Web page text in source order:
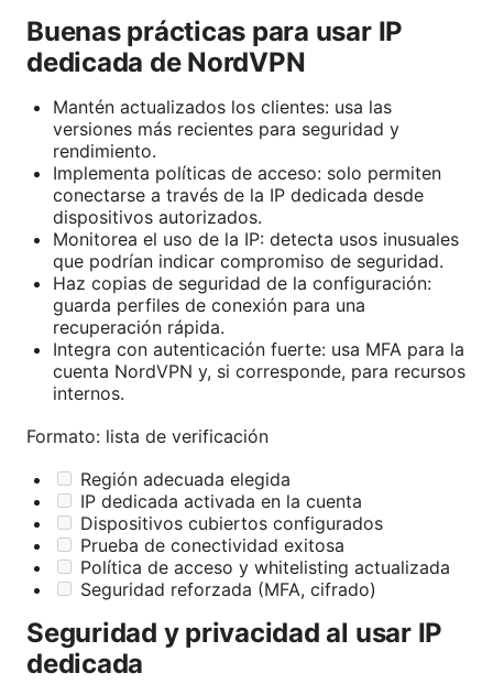
Buenas prácticas para usar IP
dedicada de NordVPN
Mantén actualizados los clientes: usa las
versiones más recientes para seguridad y
rendimiento.
Implementa políticas de acceso: solo permiten
conectarse a través de la IP dedicada desde
dispositivos autorizados.
Monitorea el uso de la IP: detecta usos inusuales
que podrían indicar compromiso de seguridad.
Haz copias de seguridad de la configuración:
guarda perfiles de conexión para una
recuperación rápida.
Integra con autenticación fuerte: usa MFA para la
cuenta NordVPN y, si corresponde, para recursos
internos.
Formato: lista de verificación
Región adecuada elegida
IP dedicada activada en la cuenta
Dispositivos cubiertos configurados
Prueba de conectividad exitosa
Política de acceso y whitelisting actualizada
Seguridad reforzada (MFA, cifrado)
Seguridad y privacidad al usar IP
dedicada